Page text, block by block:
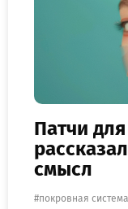
Патчи
смысл
покровная система